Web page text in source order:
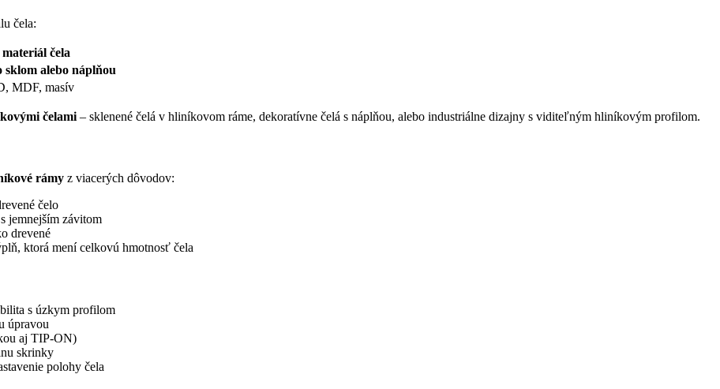
čela:
čela
alebo náplňou
MDF, masív
čelami – sklenené čelá v hliníkovom ráme, dekoratívne čelá s náplňou, alebo industriálne dizajny s viditeľným hliníkovým profilom.
rámy z viacerých dôvodov:
čelo
jemnejším závitom
drevené
ktorá mení celkovú hmotnosť čela
s úzkym profilom
úpravou
aj TIP-ON)
skrinky
polohy čela